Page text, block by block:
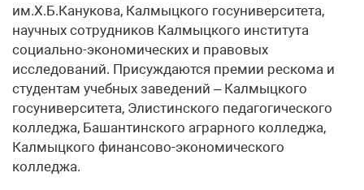
им.Х.Б.Канукова, Калмыцкого госуниверситета,
научных сотрудников Калмыцкого института
социально-экономических и правовых
исследований. Присуждаются премии рескома и
студентам учебных заведений – Калмыцкого
госуниверситета, Элистинского педагогического
колледжа, Башантинского аграрного колледжа,
Калмыцкого финансово-экономического
колледжа.